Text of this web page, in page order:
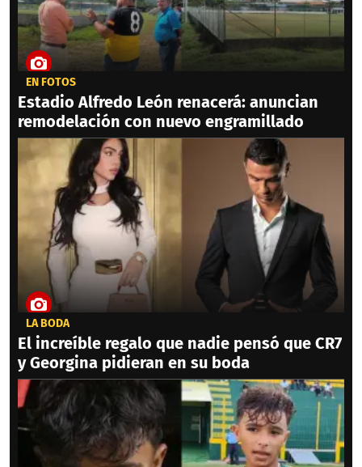
EN FOTOS
Estadio Alfredo León renacerá: anuncian
remodelación con nuevo engramillado
LA BODA
El increíble regalo que nadie pensó que CR7
y Georgina pidieran en su boda